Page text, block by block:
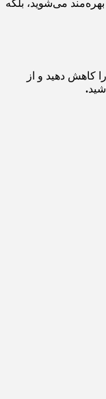
خرید این پک ۲ تایی، نه تنها از کیفیت بالای محصول بهره‌مند می‌شوید، بلکه
کاهش دهید و از
.